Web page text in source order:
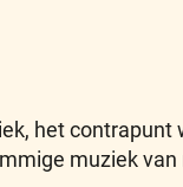
het contrapunt
muziek